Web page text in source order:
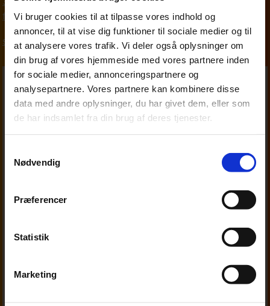
Vi bruger cookies til at tilpasse vores indhold og
annoncer, til at vise dig funktioner til sociale medier og til
at analysere vores trafik. Vi deler også oplysninger om
din brug af vores hjemmeside med vores partnere inden
for sociale medier, annonceringspartnere og
analysepartnere. Vores partnere kan kombinere disse
data med andre oplysninger, du har givet dem, eller som
de har indsamlet fra din brug af deres tjenester.
Nødvendig
Præferencer
Statistik
Marketing
fim@beierholm.dk
Skat, moms og afgifter